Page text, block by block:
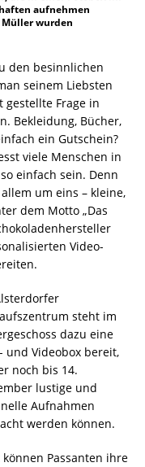
aufnehmen
Müller wurden
den besinnlichen
seinem Liebsten
Frage in
Bekleidung, Bücher,
ein Gutschein?
viele Menschen in
einfach sein. Denn
um eins – kleine,
dem Motto „Das
Video-
steht im
dazu eine
und Videobox bereit,
noch bis 14.
lustige und
Aufnahmen
werden können.
können Passanten ihre